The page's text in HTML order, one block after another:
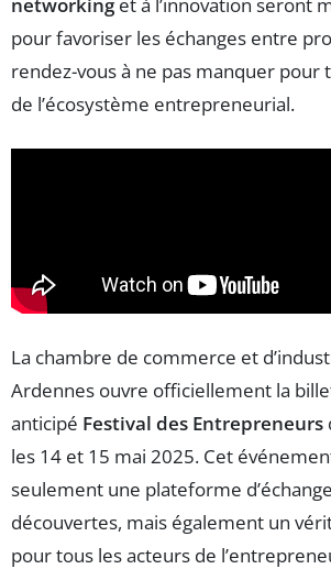
pour favoriser les échanges entre
rendez-vous à ne pas manquer pour
de l’écosystème entrepreneurial.
La chambre de commerce et
Ardennes ouvre officiellement la
anticipé Festival des Entrepreneurs
les 14 et 15 mai 2025. Cet
seulement une plateforme
découvertes, mais également un
pour tous les acteurs de